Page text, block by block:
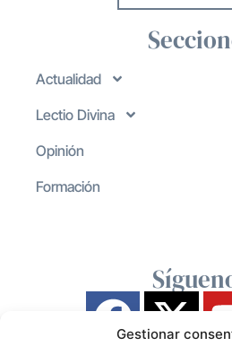
Gestionar
Actualidad
Lectio Divina
Opinión
Formación